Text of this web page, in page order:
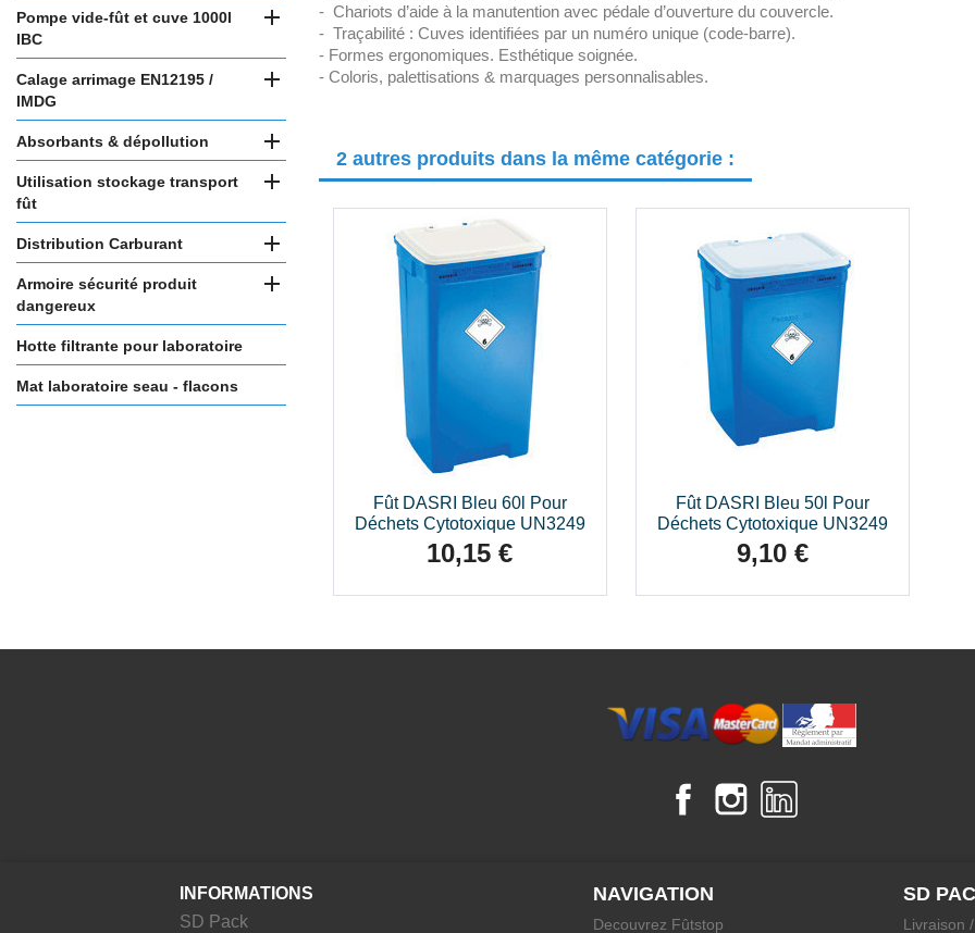
Pompe vide-fût et cuve 1000l
IBC

Calage arrimage EN12195 /
IMDG

Absorbants & dépollution 
Utilisation stockage transport
fût

Distribution Carburant 
Armoire sécurité produit
dangereux

Hotte filtrante pour laboratoire
Mat laboratoire seau - flacons
- Chariots d’aide à la manutention avec pédale d’ouverture du couvercle.
- Traçabilité : Cuves identifiées par un numéro unique (code-barre).
- Formes ergonomiques. Esthétique soignée.
- Coloris, palettisations & marquages personnalisables.
2 autres produits dans la même catégorie :
Fût DASRI Bleu 60l Pour
Déchets Cytotoxique UN3249
Prix
10,15 €
Fût DASRI Bleu 50l Pour
Déchets Cytotoxique UN3249
Prix
9,10 €
FacebookInstagram
INFORMATIONS
SD Pack
NAVIGATION
Decouvrez Fûtstop
SD
Livraison